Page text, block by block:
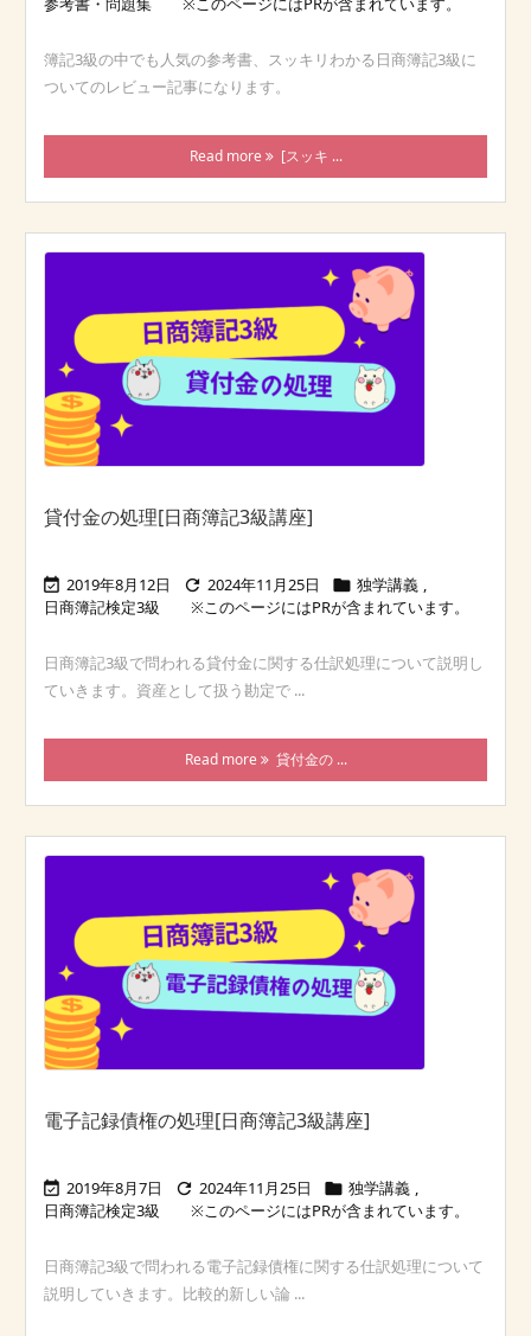
簿記3級の中でも人気の参考書、スッキリわかる日商簿記3級に
ついてのレビュー記事になります。
Read more [スッキ ...
貸付金の処理[日商簿記3級講座]
 2019年8月12日  2024年11月25日  独学講義 ,
日商簿記検定3級
日商簿記3級で問われる貸付金に関する仕訳処理について説明し
ていきます。資産として扱う勘定で ...
Read more 貸付金の ...
電子記録債権の処理[日商簿記3級講座]
 2019年8月7日  2024年11月25日  独学講義 ,
日商簿記検定3級
日商簿記3級で問われる電子記録債権に関する仕訳処理について
説明していきます。比較的新しい論 ...